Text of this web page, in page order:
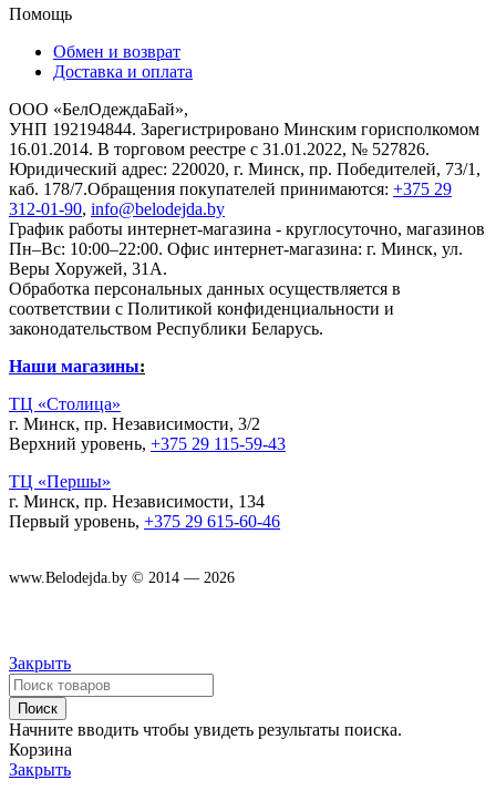
Помощь
Обмен и возврат
Доставка и оплата
ООО «БелОдеждаБай»,
УНП 192194844. Зарегистрировано Минским горисполкомом
16.01.2014. В торговом реестре с 31.01.2022, № 527826.
Юридический адрес: 220020, г. Минск, пр. Победителей, 73/1,
каб. 178/7.Обращения покупателей принимаются: +375 29
312-01-90, info@belodejda.by
График работы интернет-магазина - круглосуточно, магазинов
Пн–Вс: 10:00–22:00. Офис интернет-магазина: г. Минск, ул.
Веры Хоружей, 31А.
Обработка персональных данных осуществляется в
соответствии с Политикой конфиденциальности и
законодательством Республики Беларусь.
Наши магазины:
ТЦ «Столица»
г. Минск, пр. Независимости, 3/2
Верхний уровень, +375 29 115-59-43
ТЦ «Першы»
г. Минск, пр. Независимости, 134
Первый уровень, +375 29 615-60-46
www.Belodejda.by © 2014 — 2026
Закрыть
Поиск
Начните вводить чтобы увидеть результаты поиска.
Корзина
Закрыть